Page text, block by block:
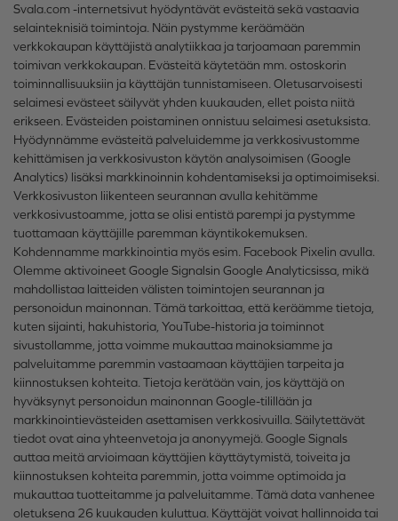
Svala.com -internetsivut hyödyntävät evästeitä sekä vastaavia
selainteknisiä toimintoja. Näin pystymme keräämään
verkkokaupan käyttäjistä analytiikkaa ja tarjoamaan paremmin
toimivan verkkokaupan. Evästeitä käytetään mm. ostoskorin
toiminnallisuuksiin ja käyttäjän tunnistamiseen. Oletusarvoisesti
selaimesi evästeet säilyvät yhden kuukauden, ellet poista niitä
erikseen. Evästeiden poistaminen onnistuu selaimesi asetuksista.
Hyödynnämme evästeitä palveluidemme ja verkkosivustomme
kehittämisen ja verkkosivuston käytön analysoimisen (Google
Analytics) lisäksi markkinoinnin kohdentamiseksi ja optimoimiseksi.
Verkkosivuston liikenteen seurannan avulla kehitämme
verkkosivustoamme, jotta se olisi entistä parempi ja pystymme
tuottamaan käyttäjille paremman käyntikokemuksen.
Kohdennamme markkinointia myös esim. Facebook Pixelin avulla.
Olemme aktivoineet Google Signalsin Google Analyticsissa, mikä
mahdollistaa laitteiden välisten toimintojen seurannan ja
personoidun mainonnan. Tämä tarkoittaa, että keräämme tietoja,
kuten sijainti, hakuhistoria, YouTube-historia ja toiminnot
sivustollamme, jotta voimme mukauttaa mainoksiamme ja
palveluitamme paremmin vastaamaan käyttäjien tarpeita ja
kiinnostuksen kohteita. Tietoja kerätään vain, jos käyttäjä on
hyväksynyt personoidun mainonnan Google-tilillään ja
markkinointievästeiden asettamisen verkkosivuilla. Säilytettävät
tiedot ovat aina yhteenvetoja ja anonyymejä. Google Signals
auttaa meitä arvioimaan käyttäjien käyttäytymistä, toiveita ja
kiinnostuksen kohteita paremmin, jotta voimme optimoida ja
mukauttaa tuotteitamme ja palveluitamme. Tämä data vanhenee
oletuksena 26 kuukauden kuluttua. Käyttäjät voivat hallinnoida tai